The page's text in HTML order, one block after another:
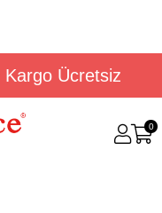
Kargo Ücretsiz
0